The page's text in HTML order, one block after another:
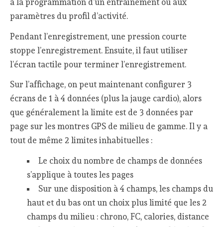
à la programmation d’un entrainement ou aux
paramètres du profil d’activité.
Pendant l’enregistrement, une pression courte
stoppe l’enregistrement. Ensuite, il faut utiliser
l’écran tactile pour terminer l’enregistrement.
Sur l’affichage, on peut maintenant configurer 3
écrans de 1 à 4 données (plus la jauge cardio), alors
que généralement la limite est de 3 données par
page sur les montres GPS de milieu de gamme. Il y a
tout de même 2 limites inhabituelles :
Le choix du nombre de champs de données
s’applique à toutes les pages
Sur une disposition à 4 champs, les champs du
haut et du bas ont un choix plus limité que les 2
champs du milieu : chrono, FC, calories, distance